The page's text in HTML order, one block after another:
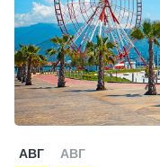
АВГ АВГ